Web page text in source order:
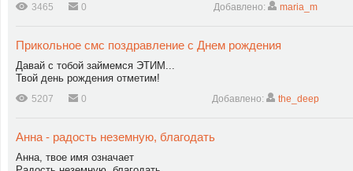
3465 0 Добавлено: maria_m
Прикольное смс поздравление с Днем рождения
Давай с тобой займемся ЭТИМ...
Твой день рождения отметим!
5207 0 Добавлено: the_deep
Анна - радость неземную, благодать
Анна, твое имя означает